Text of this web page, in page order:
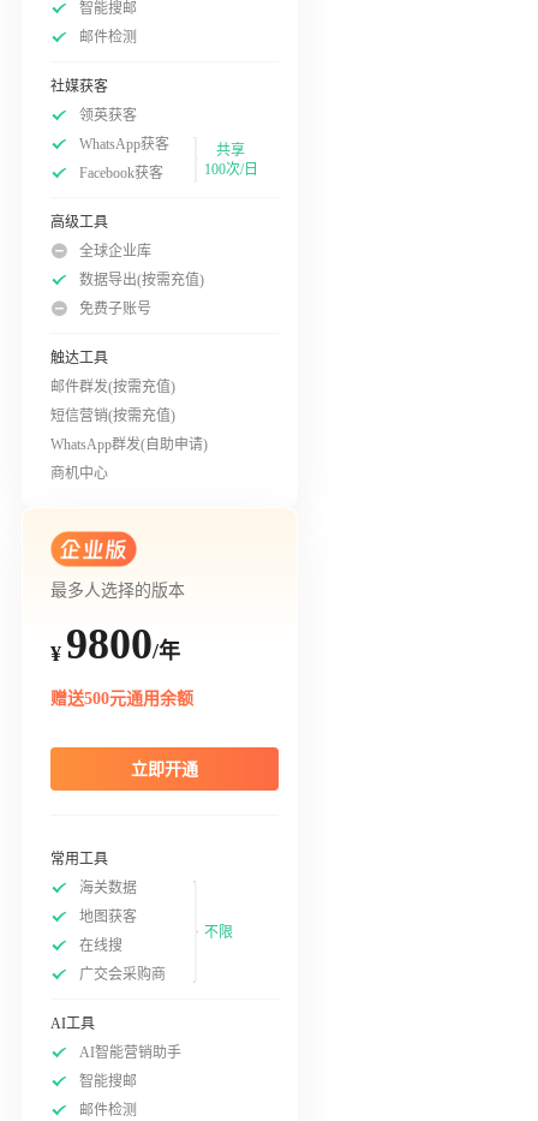
智能搜邮
邮件检测
社媒获客
领英获客
WhatsApp获客
Facebook获客
共享
100次/日
高级工具
全球企业库
数据导出(按需充值)
免费子账号
触达工具
邮件群发(按需充值)
短信营销(按需充值)
WhatsApp群发(自助申请)
商机中心
最多人选择的版本
¥ 9800/年
赠送500元通用余额
立即开通
常用工具
海关数据
地图获客
在线搜
广交会采购商
不限
AI工具
AI智能营销助手
智能搜邮
邮件检测